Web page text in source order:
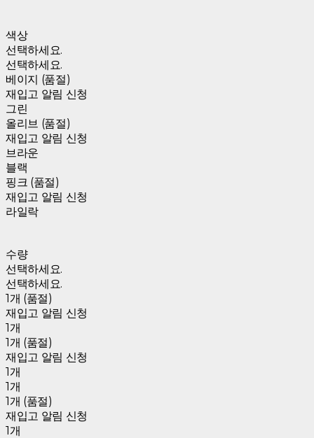
색상
선택하세요.
선택하세요.
베이지 (품절)
재입고 알림 신청
그린
올리브 (품절)
재입고 알림 신청
브라운
블랙
핑크 (품절)
재입고 알림 신청
라일락
수량
선택하세요.
선택하세요.
1개 (품절)
재입고 알림 신청
1개
1개 (품절)
재입고 알림 신청
1개
1개
1개 (품절)
재입고 알림 신청
1개